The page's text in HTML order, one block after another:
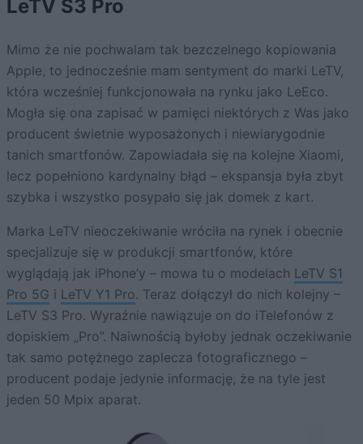
LeTV S3 Pro
Mimo że nie pochwalam tak bezczelnego kopiowania
Apple, to jednocześnie mam sentyment do marki LeTV,
która wcześniej funkcjonowała na rynku jako LeEco.
Mogła się ona zapisać w pamięci niektórych z Was jako
producent świetnie wyposażonych i niewiarygodnie
tanich smartfonów. Zapowiadała się na kolejne Xiaomi,
lecz popełniono kardynalny błąd – ekspansja była zbyt
szybka i wszystko posypało się jak domek z kart.
Marka LeTV nieoczekiwanie wróciła na rynek i obecnie
specjalizuje się w produkcji smartfonów, które
wyglądają jak iPhone’y – mowa tu o modelach LeTV S1
Pro 5G i LeTV Y1 Pro. Teraz dołączył do nich kolejny –
LeTV S3 Pro. Wyraźnie nawiązuje on do iTelefonów z
dopiskiem „Pro”. Naiwnością byłoby jednak oczekiwanie
tak samo potężnego zaplecza fotograficznego –
producent podaje jedynie informację, że na tyle jest
jeden 50 Mpix aparat.